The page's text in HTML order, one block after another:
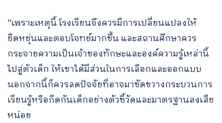
“เพราะเหตุนี้ โรงเรียนจึงควรมีการเปลี่ยนแปลงให้
ยืดหยุ่นและตอบโจทย์มากขึ้น และสถานศึกษาควร
กระจายความเป็นเจ้าของทักษะและองค์ความรู้เหล่านี้
ไปสู่ตัวเด็ก ให้เขาได้มีส่วนในการเลือกและออกแบบ
นอกจากนี้ก็ควรลดปัจจัยที่อาจมาขัดขวางกระบวนการ
เรียนรู้หรือกีดกันเด็กอย่างตัวชี้วัดและมาตรฐานลงเสีย
หน่อย